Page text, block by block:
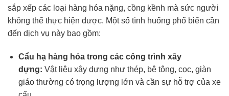
sắp xếp các loại hàng hóa nặng, cồng kềnh mà sức người
không thể thực hiện được. Một số tình huống phổ biến cần
đến dịch vụ này bao gồm:
Cẩu hạ hàng hóa trong các công trình xây
dựng: Vật liệu xây dựng như thép, bê tông, cọc, giàn
giáo thường có trọng lượng lớn và cần sự hỗ trợ của xe